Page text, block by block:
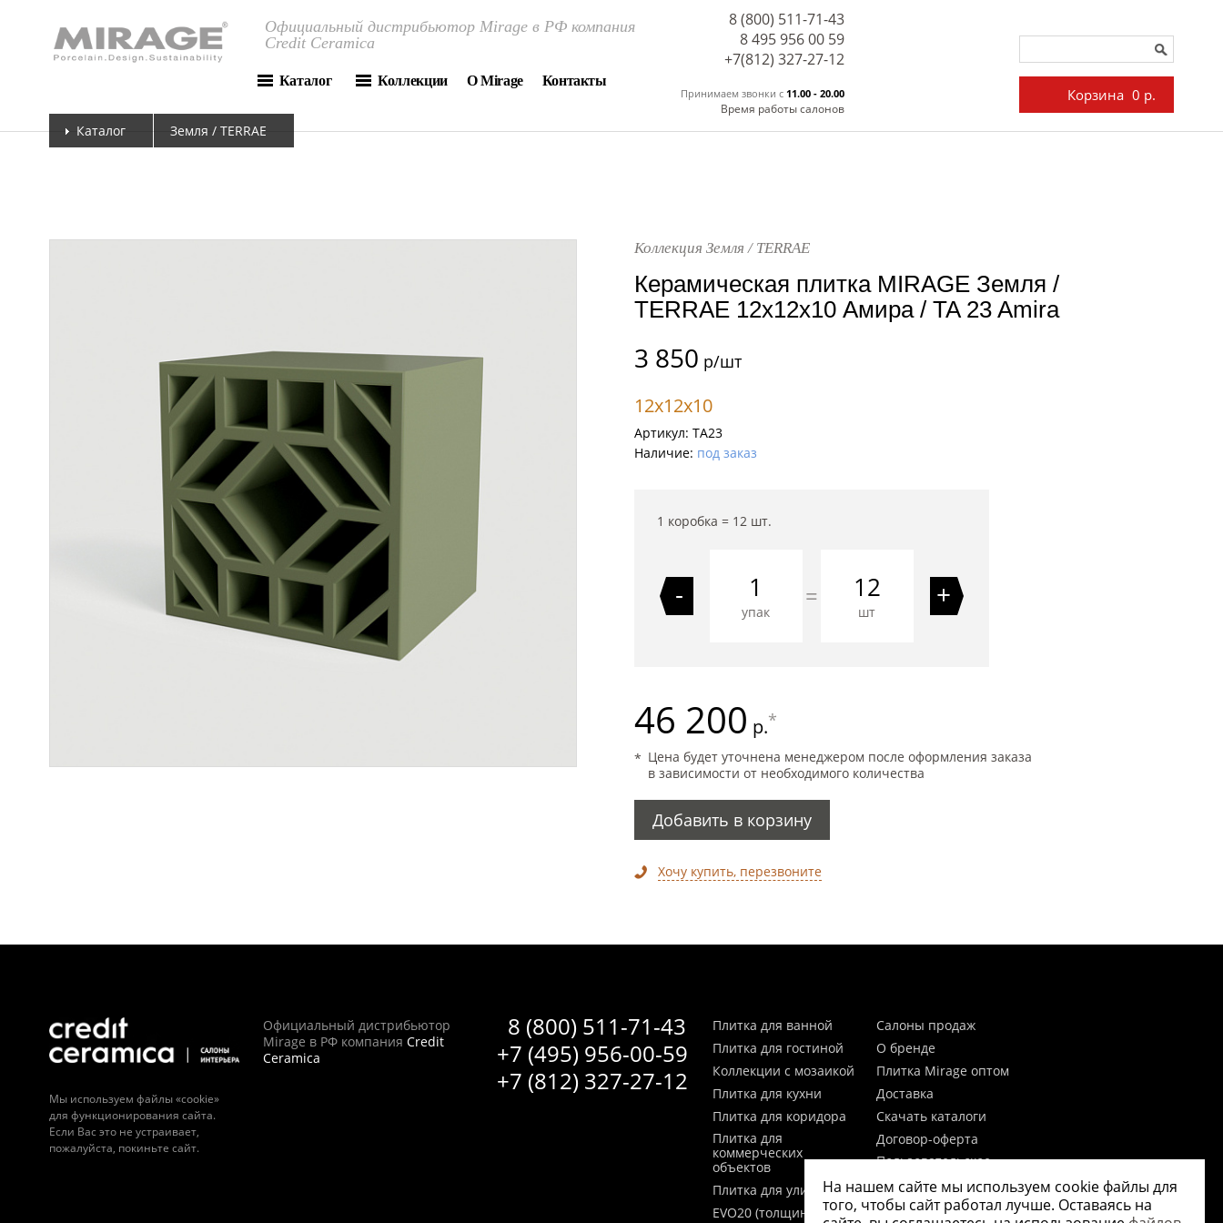
Официальный дистрибьютор Mirage в РФ компания
Credit Ceramica
Каталог Коллекции О Mirage Контакты
8 (800) 511-71-43
8 495 956 00 59
Принимаем звонки c 11.00 - 20.00
Время работы салонов
+7(812) 327-27-12
Корзина 0 р.
Каталог Земля / TERRAE
Коллекция Земля / TERRAE
Керамическая плитка MIRAGE Земля /
TERRAE 12x12x10 Амира / TA 23 Amira
3 850 р/шт
12x12x10
Артикул: TA23
Наличие: под заказ
1 коробка = 12шт.
-
упак
= 12
шт
+
46 200 р.*
Цена будет уточнена менеджером после оформления заказа
в зависимости от необходимого количества
Добавить в корзину
Хочу купить, перезвоните
Мы используем файлы «cookie»
для функционирования сайта.
Если Вас это не устраивает,
пожалуйста, покиньте сайт.
8 (800) 511-71-43
+7 (495) 956-00-59
+7 (812) 327-27-12
Официальный дистрибьютор
Mirage в РФ компания Credit
Ceramica
Плитка для ванной
Плитка для гостиной
Коллекции с мозаикой
Плитка для кухни
Плитка для коридора
Плитка для
коммерческих
объектов
Плитка для улицы
EVO20 (толщина 20мм)
Салоны продаж
О бренде
Плитка Mirage оптом
Доставка
Скачать каталоги
Договор-оферта
Пользовательское
Согласие на обработку
персональных данных
На нашем сайте мы используем cookie файлы для
того, чтобы сайт работал лучше. Оставаясь на